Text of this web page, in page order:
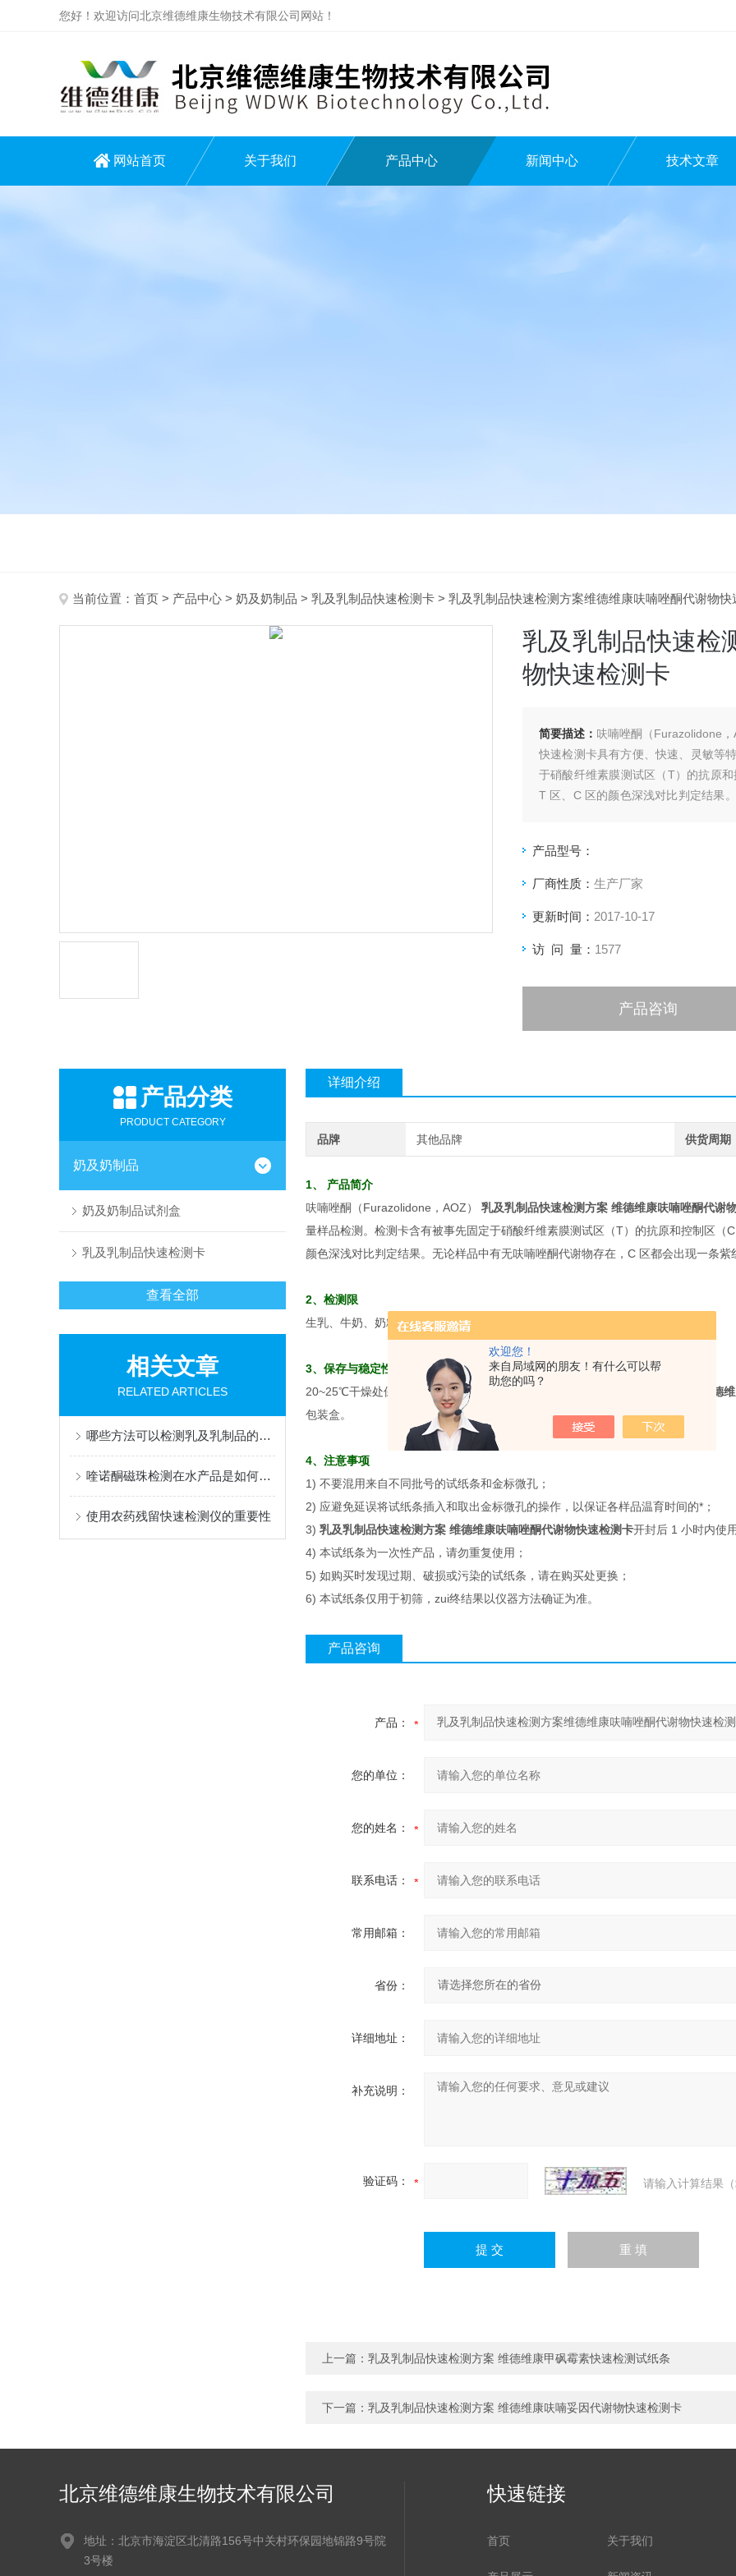
欢迎您！
来自局域网的朋友！有什么可以帮
助您的吗？
您好！欢迎访问北京维德维康生物技术有限公司网站！
网站首页 关于我们 产品中心 新闻中心 技术文章
当前位置： 首页 > 产品中心 > 奶及奶制品 > 乳及乳制品快速检测卡 > 乳及乳制品快速检测方案维德维康呋喃唑酮代谢物快
乳及乳制品快速检
物快速检测卡
简要描述： 呋喃唑酮（Furazolidone
快速检测卡具有方便、快速、灵敏等
于硝酸纤维素膜测试区（T）的抗原
T 区、C 区的颜色深浅对比判定结果
产品型号：
厂商性质： 生产厂家
更新时间： 2017-10-17
访 问 量： 1577
产品咨询
产品分类
PRODUCT CATEGORY
奶及奶制品
奶及奶制品试剂盒
乳及乳制品快速检测卡
查看全部
相关文章
RELATED ARTICLES
哪些方法可以检测乳及乳制品的掺假
喹诺酮磁珠检测在水产品是如何应用的？
使用农药残留快速检测仪的重要性
详细介绍
品牌 其他品牌 供货周期
1、 产品简介
呋喃唑酮（Furazolidone，AOZ） 乳及乳制品快速检测方案 维德维康呋喃唑酮代谢
量样品检测。检测卡含有被事先固定于硝酸纤维素膜测试区（T）的抗原和控制区
颜色深浅对比判定结果。无论样品中有无呋喃唑酮代谢物存在，C 区都会出现一条紫
2、检测限
生乳、牛奶、奶粉
3、保存与稳定性
20~25℃干燥处保存，不可冷冻，避免阳光直晒。 本
乳及乳制品快速检测方案 维德
包装盒。
4、注意事项
1) 不要混用来自不同批号的试纸条和金标微孔；
2) 应避免延误将试纸条插入和取出金标微孔的操作，以保证各样品温育时间的*；
3) 乳及乳制品快速检测方案 维德维康呋喃唑酮代谢物快速检测卡开封后 1 小时内使
4) 本试纸条为一次性产品，请勿重复使用；
5) 如购买时发现过期、破损或污染的试纸条，请在购买处更换；
6) 本试纸条仅用于初筛，zui终结果以仪器方法确证为准。
产品咨询
产品：
您的单位：
您的姓名：
联系电话：
常用邮箱：
省份：
详细地址：
补充说明：
验证码： 请输入计算结果
上一篇： 乳及乳制品快速检测方案 维德维康甲砜霉素快速检测试纸条
下一篇： 乳及乳制品快速检测方案 维德维康呋喃妥因代谢物快速检测卡
北京维德维康生物技术有限公司
地址：北京市海淀区北清路156号中关村环保园地锦路9号院
3号楼
快速链接
首页 关于我们